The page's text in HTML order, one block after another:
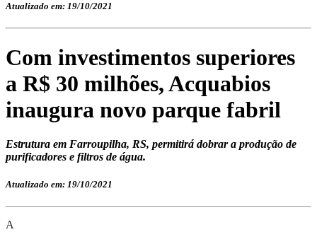
Atualizado em: 19/10/2021
Com investimentos superiores
a R$ 30 milhões, Acquabios
inaugura novo parque fabril
Estrutura em Farroupilha, RS, permitirá dobrar a produção de
purificadores e filtros de água.
Atualizado em: 19/10/2021
A